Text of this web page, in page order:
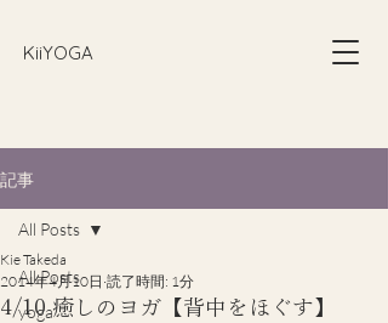
​KiiYOGA
記事
All Posts
yoga
All Posts
4/10 癒しのヨガ【背中をほぐす】
Kie Takeda
2014年4月10日 読了時間: 1分